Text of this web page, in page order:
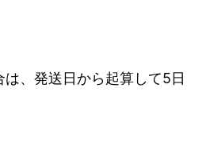
、発送日から起算して5日